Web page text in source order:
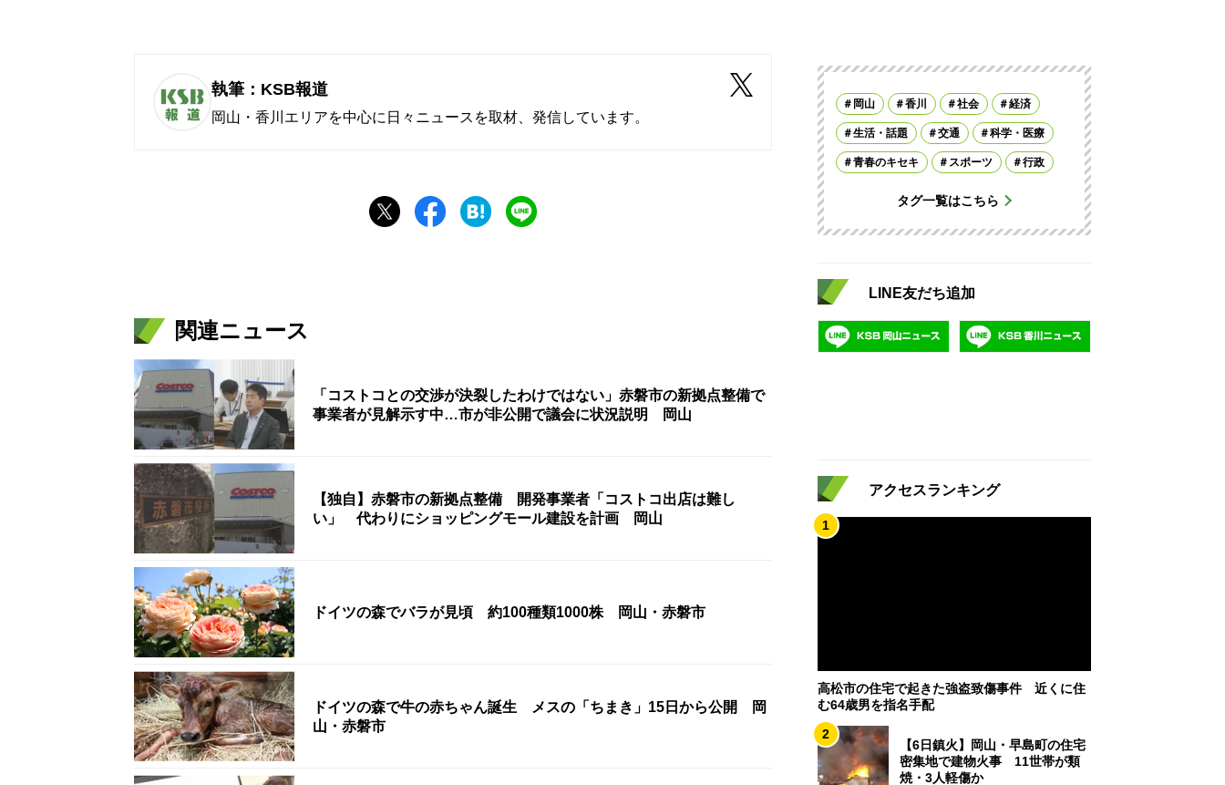
執筆：KSB報道
岡山・香川エリアを中心に日々ニュースを取材、発信しています。
関連ニュース
「コストコとの交渉が決裂したわけではない」赤磐市の新拠点整備で
事業者が見解示す中…市が非公開で議会に状況説明 岡山
【独自】赤磐市の新拠点整備 開発事業者「コストコ出店は難し
い」 代わりにショッピングモール建設を計画 岡山
ドイツの森でバラが見頃 約100種類1000株 岡山・赤磐市
ドイツの森で牛の赤ちゃん誕生 メスの「ちまき」15日から公開 岡
山・赤磐市
岡山 香川 社会 経済
生活・話題 交通 科学・医療
青春のキセキ スポーツ 行政
タグ一覧はこちら
LINE友だち追加
アクセスランキング
1
高松市の住宅で起きた強盗致傷事件 近くに住
む64歳男を指名手配
2
【6日鎮火】岡山・早島町の住宅
密集地で建物火事 11世帯が類
焼・3人軽傷か